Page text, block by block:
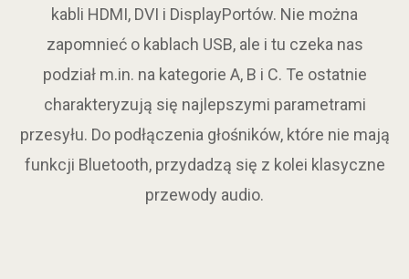
kabli HDMI, DVI i DisplayPortów. Nie można
zapomnieć o kablach USB, ale i tu czeka nas
podział m.in. na kategorie A, B i C. Te ostatnie
charakteryzują się najlepszymi parametrami
przesyłu. Do podłączenia głośników, które nie mają
funkcji Bluetooth, przydadzą się z kolei klasyczne
przewody audio.